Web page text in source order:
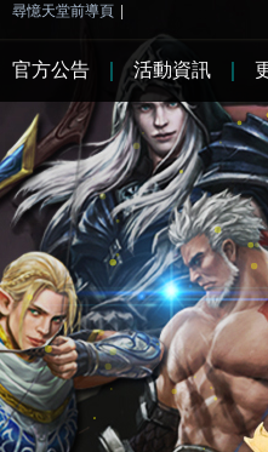
尋憶天堂前導頁